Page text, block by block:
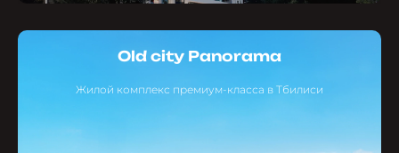
Old city Panorama
Жилой комплекс премиум-класса в Тбилиси